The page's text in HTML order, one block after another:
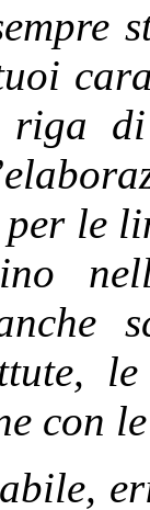
riga
per le
con